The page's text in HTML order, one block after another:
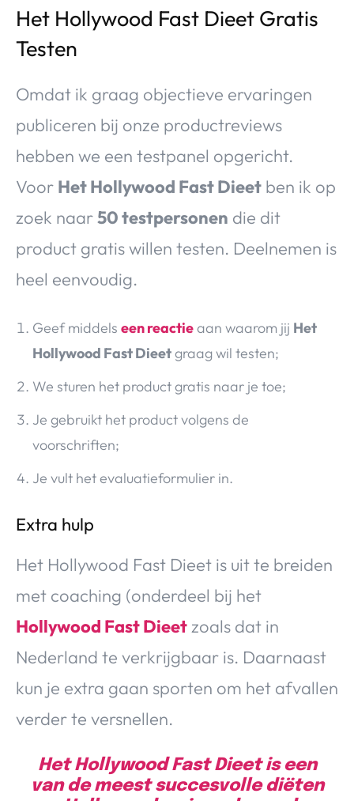
Het Hollywood Fast Dieet Gratis
Testen
Omdat ik graag objectieve ervaringen
publiceren bij onze productreviews
hebben we een testpanel opgericht.
Voor Het Hollywood Fast Dieet ben ik op
zoek naar50 testpersonen die dit
product gratis willen testen. Deelnemen is
heel eenvoudig.
Geef middels een reactieaan waarom jij Het
Hollywood Fast Dieetgraag wil testen;
We sturen het product gratis naar je toe;
Je gebruikt het product volgens de
voorschriften;
Je vult het evaluatieformulier in.
Extra hulp
Het Hollywood Fast Dieet is uit te breiden
met coaching (onderdeel bij het
Hollywood Fast Dieetzoals dat in
Nederland te verkrijgbaar is. Daarnaast
kun je extra gaan sporten om het afvallen
verder te versnellen.
Het Hollywood Fast Dieet is een
van de meest succesvolle diëten